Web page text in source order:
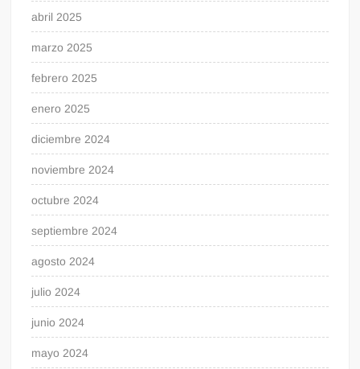
abril 2025
marzo 2025
febrero 2025
enero 2025
diciembre 2024
noviembre 2024
octubre 2024
septiembre 2024
agosto 2024
julio 2024
junio 2024
mayo 2024